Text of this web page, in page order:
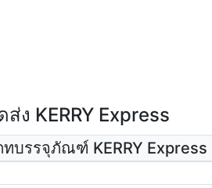
ง KERRY Express
ทบรรจุภัณฑ์ KERRY Express